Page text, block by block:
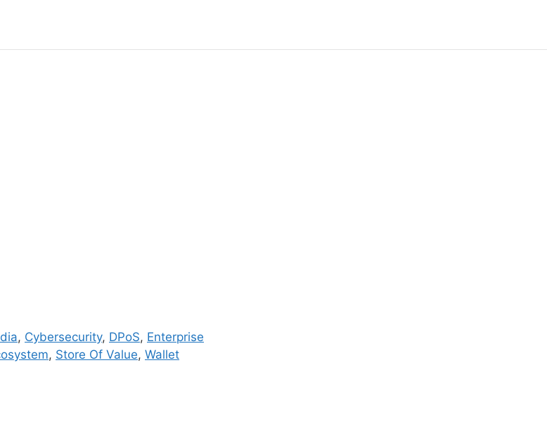
, Cybersecurity, DPoS, Enterprise
, Store Of Value, Wallet